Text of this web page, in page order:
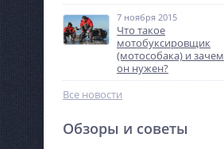
7 ноября 2015
Что такое
мотобуксировщик
(мотособака) и зачем
он нужен?
Все новости
Обзоры и советы